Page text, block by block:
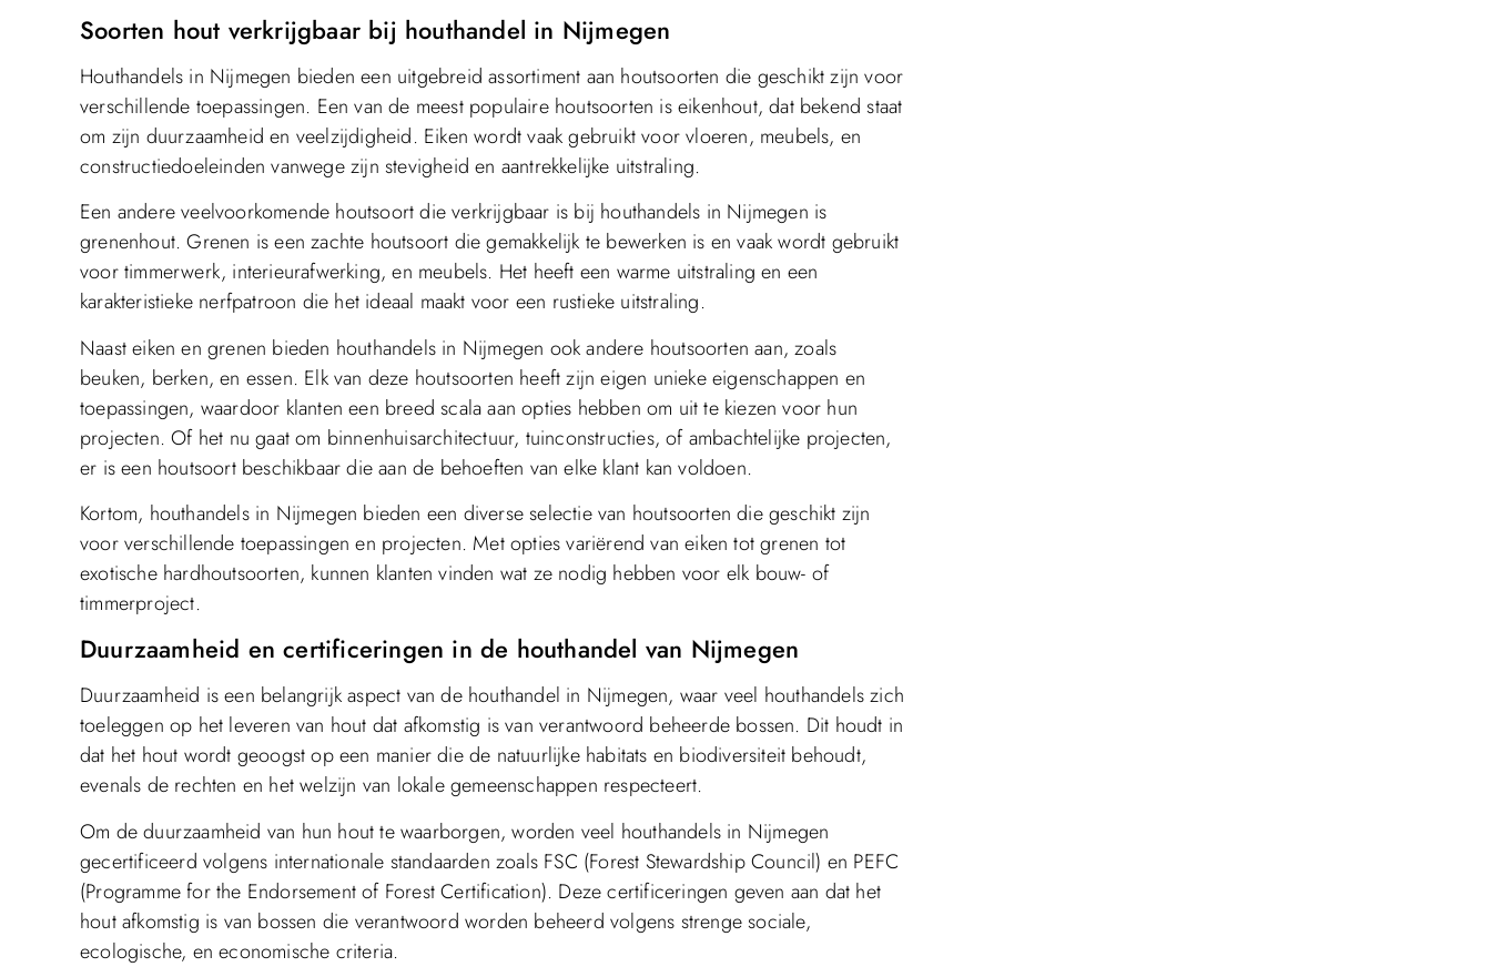
Soorten hout verkrijgbaar bij houthandel in Nijmegen
Houthandels in Nijmegen bieden een uitgebreid assortiment aan houtsoorten die geschikt zijn voor
verschillende toepassingen. Een van de meest populaire houtsoorten is eikenhout, dat bekend staat
om zijn duurzaamheid en veelzijdigheid. Eiken wordt vaak gebruikt voor vloeren, meubels, en
constructiedoeleinden vanwege zijn stevigheid en aantrekkelijke uitstraling.
Een andere veelvoorkomende houtsoort die verkrijgbaar is bij houthandels in Nijmegen is
grenenhout. Grenen is een zachte houtsoort die gemakkelijk te bewerken is en vaak wordt gebruikt
voor timmerwerk, interieurafwerking, en meubels. Het heeft een warme uitstraling en een
karakteristieke nerfpatroon die het ideaal maakt voor een rustieke uitstraling.
Naast eiken en grenen bieden houthandels in Nijmegen ook andere houtsoorten aan, zoals
beuken, berken, en essen. Elk van deze houtsoorten heeft zijn eigen unieke eigenschappen en
toepassingen, waardoor klanten een breed scala aan opties hebben om uit te kiezen voor hun
projecten. Of het nu gaat om binnenhuisarchitectuur, tuinconstructies, of ambachtelijke projecten,
er is een houtsoort beschikbaar die aan de behoeften van elke klant kan voldoen.
Kortom, houthandels in Nijmegen bieden een diverse selectie van houtsoorten die geschikt zijn
voor verschillende toepassingen en projecten. Met opties variërend van eiken tot grenen tot
exotische hardhoutsoorten, kunnen klanten vinden wat ze nodig hebben voor elk bouw- of
timmerproject.
Duurzaamheid en certificeringen in de houthandel van Nijmegen
Duurzaamheid is een belangrijk aspect van de houthandel in Nijmegen, waar veel houthandels zich
toeleggen op het leveren van hout dat afkomstig is van verantwoord beheerde bossen. Dit houdt in
dat het hout wordt geoogst op een manier die de natuurlijke habitats en biodiversiteit behoudt,
evenals de rechten en het welzijn van lokale gemeenschappen respecteert.
Om de duurzaamheid van hun hout te waarborgen, worden veel houthandels in Nijmegen
gecertificeerd volgens internationale standaarden zoals FSC (Forest Stewardship Council) en PEFC
(Programme for the Endorsement of Forest Certification). Deze certificeringen geven aan dat het
hout afkomstig is van bossen die verantwoord worden beheerd volgens strenge sociale,
ecologische, en economische criteria.